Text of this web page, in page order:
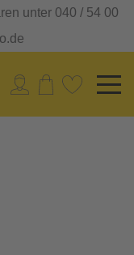
unter 040 / 54 00